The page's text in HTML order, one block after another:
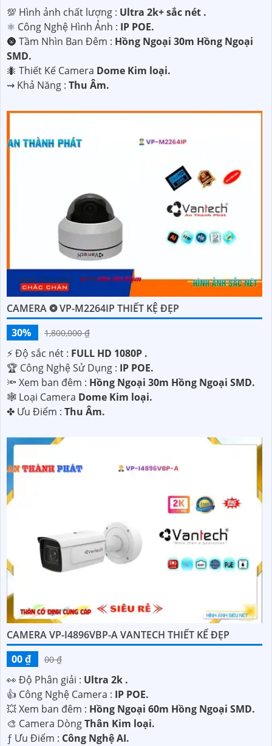
💯 Hình ảnh chất lượng : Ultra 2k+ sắc nét .
⚛️ Công Nghệ Hình Ảnh : IP POE.
🌚 Tầm Nhìn Ban Đêm : Hồng Ngoại 30m Hồng Ngoại
SMD.
🐜 Thiết Kế Camera Dome Kim loại.
️⇝ Khả Năng : Thu Âm.
CAMERA ❂ VP-M2264IP THIẾT KỆ ĐẸP
30%
1,800,000 ₫
️⚡ Độ sắc nét : FULL HD 1080P .
🏆 Công Nghệ Sử Dụng : IP POE.
🔦 Xem ban đêm : Hồng Ngoại 30m Hồng Ngoại SMD.
🕸️ Loại Camera Dome Kim loại.
️✤ Ưu Điểm : Thu Âm.
CAMERA VP-I4896VBP-A VANTECH THIẾT KẾ ĐẸP
00 ₫
00 ₫
️👀 Độ Phân giải : Ultra 2k .
👍 Công Nghệ Camera : IP POE.
💥 Xem ban đêm : Hồng Ngoại 60m Hồng Ngoại SMD.
🎨 Camera DòngThân Kim loại.
️ƒ Ưu Điểm : Công Nghệ AI.